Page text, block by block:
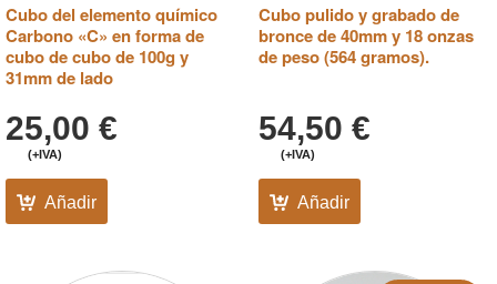
Cubo del elemento químico
Carbono «C» en forma de
cubo de cubo de 100g y
31mm de lado
25,00 €
(+IVA)
Añadir
Cubo pulido y grabado de
bronce de 40mm y 18 onzas
de peso (564 gramos).
54,50 €
(+IVA)
Añadir